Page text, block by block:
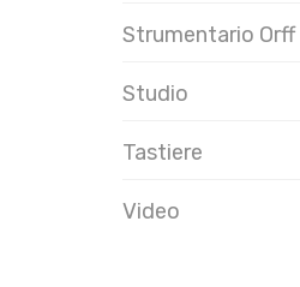
Strumentario Orff
Studio
Tastiere
Video